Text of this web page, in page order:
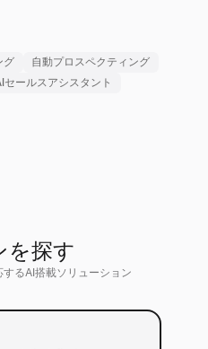
グ
自動プロスペクティング
セールスアシスタント
を探す
るAI搭載ソリューション